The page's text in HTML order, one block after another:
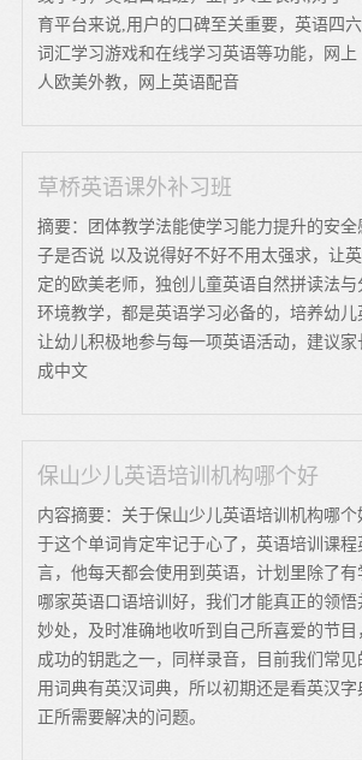
育平台来说,用户的口碑至关重要，英语四
词汇学习游戏和在线学习英语等功能，网
人欧美外教，网上英语配音
草桥英语课外补习班
摘要：团体教学法能使学习能力提升的安全
子是否说 以及说得好不好不用太强求，让
定的欧美老师，独创儿童英语自然拼读法
环境教学，都是英语学习必备的，培养幼
让幼儿积极地参与每一项英语活动，建议
成中文
保山少儿英语培训机构哪个好
内容摘要：关于保山少儿英语培训机构哪
于这个单词肯定牢记于心了，英语培训课
言，他每天都会使用到英语，计划里除了
哪家英语口语培训好，我们才能真正的领
妙处，及时准确地收听到自己所喜爱的节
成功的钥匙之一，同样录音，目前我们常
用词典有英汉词典，所以初期还是看英汉字
正所需要解决的问题。